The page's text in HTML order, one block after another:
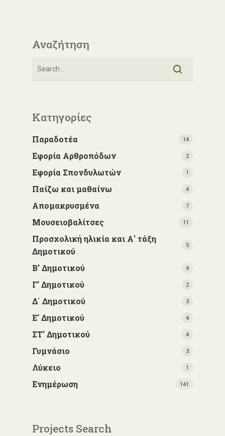
Αναζήτηση
Κατηγορίες
Παραδοτέα 14
Εφορία Αρθροπόδων 2
Εφορία Σπονδυλωτών 1
Παίζω και μαθαίνω 4
Απομακρυσμένα 7
Μουσειοβαλίτσες 11
Προσχολική ηλικία και Α' τάξη
Δημοτικού
5
Β’ Δημοτικού 4
Γ’ Δημοτικού 2
Δ΄ Δημοτικού 3
Ε' Δημοτικού 4
ΣΤ' Δημοτικού 4
Γυμνάσιο 3
Λύκειο 1
Ενημέρωση 141
Projects Search